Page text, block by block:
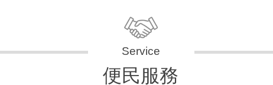
便民服務